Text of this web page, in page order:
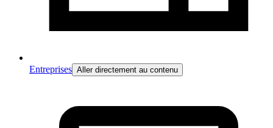
Entreprises Aller directement au contenu